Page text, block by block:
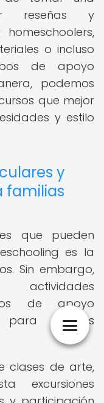
reseñas y
o incluso
de apoyo
podemos
que mejor
y estilo
y
familias
que pueden
es la
Sin embargo,
de apoyo
para familias
clases de arte,
excursiones